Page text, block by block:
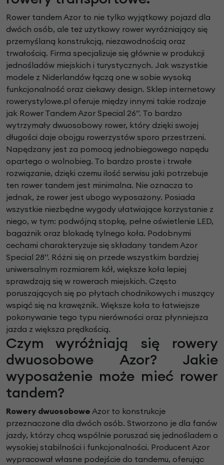
Rower tandem Azor to nie tylko wyjątkowy pojazd dla
dwóch osób, ale też użytkowy rower wyróżniający się
przemyślaną konstrukcją, niezawodnością oraz
trwałością. Firma specjalizuje się głównie w produkcji
jednośladów miejskich i turystycznych. Jak wszystkie
modele z Niderlandów łączą one w sobie wysoką
funkcjonalność oraz ciekawy design. Sklep internetowy
rowerystylowe.pl oferuje między innymi takie rodzaje
jak Rower Tandem Azor Special 26’’. To bardzo
wytrzymały dwuosobowy rower, który dzięki swojej
długości daje obojgu rowerzystów sporo przestrzeni.
Napędzany jest za pomocą jednobiegowego napędu
opartego o wolnobieg. To bardzo proste i trwałe
rozwiązanie, dzięki czemu ilość serwisu jaki potrzebuje
ten rower tandem jest minimalna. Nie oznacza to
jednak, że rower jest ubogo wyposażony. Posiada
wszystkie niezbędne wygody ułatwiające korzystanie z
niego, w tym: podwójną stopkę, pełne oświetlenie LED,
bagażnik oraz blokadę tylnego koła. Podobnymi
cechami charakteryzuje się składany tandem Azor
Special 28’’. Różni się on przede wszystkim bardziej
uniwersalnym rozmiarem kół, większe koła lepiej
sprawdzają się w rowerach miejskich. Często
poruszających się po płytach chodnikowych i muszący
wspiąć się na krawężnik. Większe koła to łatwiejsze
pokonywanie tego typu nierówności oraz płynniejsza
jazda z większa prędkością.
Czym wyróżniają się rowery
dwuosobowe Azor? Jakie
wyposażenie może mieć rower
tandem?
Rowery dwuosobowe Azor to konstrukcje
przeznaczone dla dwóch osób. Stworzono je dla fanów
jazdy, którzy chcą wspólnie poruszać się jednośladem o
wysokiej stabilności i funkcjonalności. Producent Azor
wypracował własne podejście do tandemu, oferując